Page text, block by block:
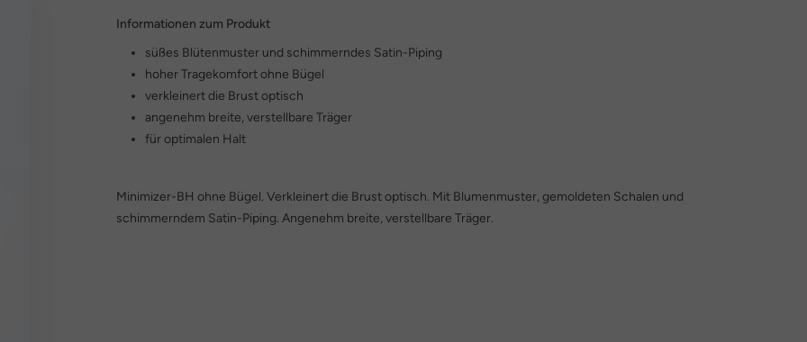
Informationen zum Produkt
süßes Blütenmuster und schimmerndes Satin-Piping
hoher Tragekomfort ohne Bügel
verkleinert die Brust optisch
angenehm breite, verstellbare Träger
für optimalen Halt
Minimizer-BH ohne Bügel. Verkleinert die Brust optisch. Mit Blumenmuster, gemoldeten Schalen und
schimmerndem Satin-Piping. Angenehm breite, verstellbare Träger.